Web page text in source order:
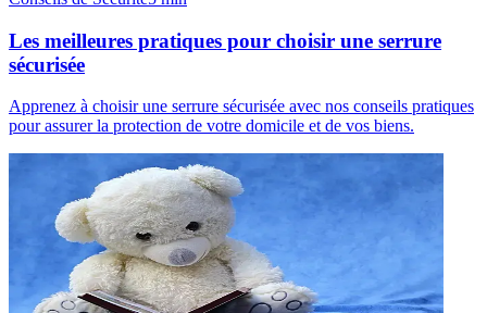
Les meilleures pratiques pour choisir une serrure
sécurisée
Apprenez à choisir une serrure sécurisée avec nos conseils pratiques
pour assurer la protection de votre domicile et de vos biens.